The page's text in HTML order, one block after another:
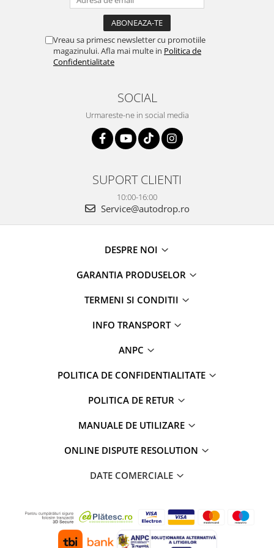
Rame adaptoare Dacia
Rame adaptoare Audi
Rame adaptoare BMW
Rame adaptoare Renault
Rame adaptoare Volvo
Rame adaptoare Honda
Rame Adaptoare Porsche
Rame adaptoare Alfa Romeo
Rame adaptoare Nissan
Rame adaptoare Fiat
Rame adaptoare Hyundai
Rame adaptoare Mitsubishi
Rame adaptoare Jeep
Vreau sa primesc newsletter cu promotiile
magazinului. Afla mai multe in Politica de
Confidentialitate
SOCIAL
Urmareste-ne in social media
SUPORT CLIENTI
10:00-16:00
Service@autodrop.ro
DESPRE NOI
GARANTIA PRODUSELOR
TERMENI SI CONDITII
INFO TRANSPORT
ANPC
POLITICA DE CONFIDENTIALITATE
POLITICA DE RETUR
MANUALE DE UTILIZARE
ONLINE DISPUTE RESOLUTION
DATE COMERCIALE